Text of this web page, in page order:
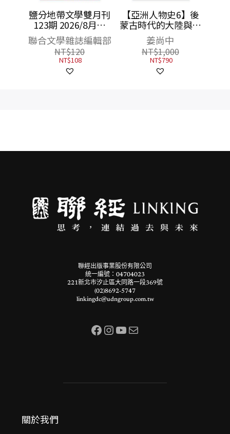
鹽分地帶文學雙月刊
123期 2026/8月號
（臺南野球物語）
聯合文學雜誌編輯部
NT$120
NT$108
【亞洲人物史6】後
蒙古時代的大陸與海
洋〔14—17世紀〕
姜尚中
NT$1,000
NT$790
聯經出版事業股份有限公司
統一編號：04704023
221新北市汐止區大同路一段369號
(02)8692-5747
linkingdc@udngroup.com.tw
Facebook InstagramYouTube 電子郵件
關於我們